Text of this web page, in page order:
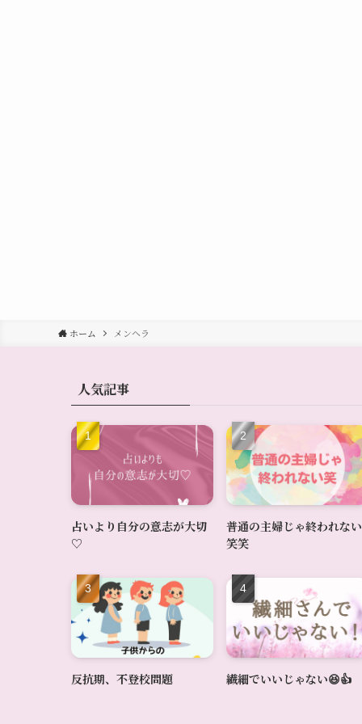
ホーム メンヘラ
人気記事
占いより自分の意志が大切
♡
普通の主婦じゃ終われない
笑笑
反抗期、不登校問題 繊細でいいじゃない😆👍